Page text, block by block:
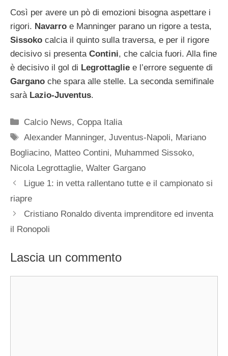
Così per avere un pò di emozioni bisogna aspettare i
rigori. Navarro e Manninger parano un rigore a testa,
Sissoko calcia il quinto sulla traversa, e per il rigore
decisivo si presenta Contini, che calcia fuori. Alla fine
è decisivo il gol di Legrottaglie e l’errore seguente di
Gargano che spara alle stelle. La seconda semifinale
sarà Lazio-Juventus.
Categorie
Calcio News, Coppa Italia
Tag
Alexander Manninger,Juventus-Napoli, Mariano
Bogliacino, Matteo Contini, Muhammed Sissoko,
Nicola Legrottaglie, Walter Gargano
Ligue 1: in vetta rallentano tutte e il campionato si
riapre
Cristiano Ronaldo diventa imprenditore ed inventa
il Ronopoli
Lascia un commento